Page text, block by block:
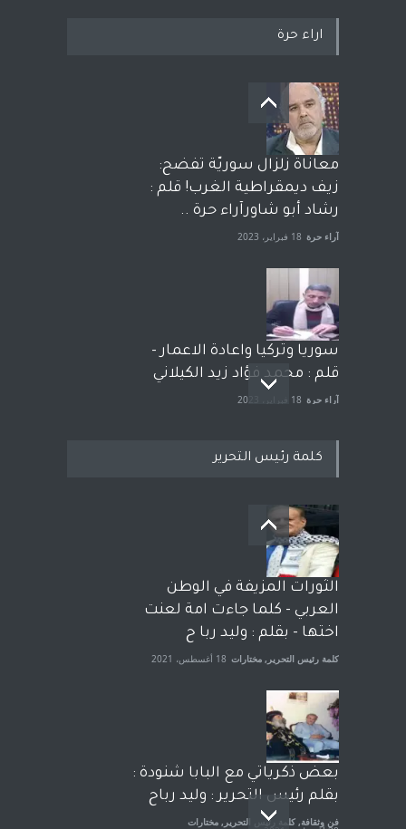
اراء حرة
معاناة زلزال سوريّة تفضح:
زيف ديمقراطية الغرب! قلم :
رشاد أبو شاورآراء حرة ..
آراء حرة 18 فبراير، 2023
سوريا وتركيا واعادة الاعمار -
قلم : محمد فؤاد زيد الكيلاني
آراء حرة 18 فبراير، 2023
بعد معارك قضائية طاحنة كتب
وترافع فيها بنفسه مرة اخرى..
الشيخ طارق يوسف يقهر
الحكومة الأمريكية ، فأعطوه
الجنسية عن يد وهم صاغرون،
آراء حرة مختارات 7 أبريل، 2023
كلمة رئيس التحرير
الثورات المزيفة في الوطن
العربي - كلما جاءت امة لعنت
اختها - بقلم : وليد ربا ح
كلمة رئيس التحرير , مختارات 18 أغسطس، 2021
بعض ذكرياتي مع البابا شنودة :
بقلم رئيس التحرير : وليد رباح
فن وثقافة, كلمة رئيس التحرير , مختارات